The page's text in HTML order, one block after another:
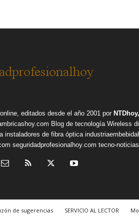
editados desde el año 2001 por
Blog de tecnología Wireless
instaladores de fibra óptica
seguridadprofesionalhoy.com tecno-
de sugerencias SERVICIO AL LECTOR